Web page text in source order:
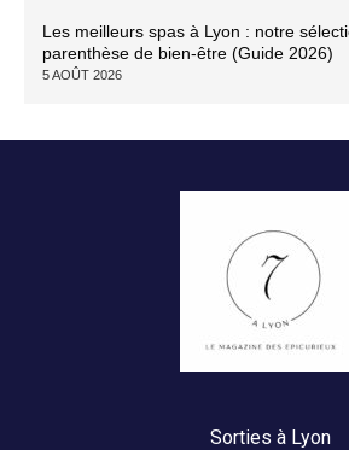
Les meilleurs spas à Lyon : notre
parenthèse de bien-être (Guide 2026)
5 AOÛT 2026
Sorties à Lyon